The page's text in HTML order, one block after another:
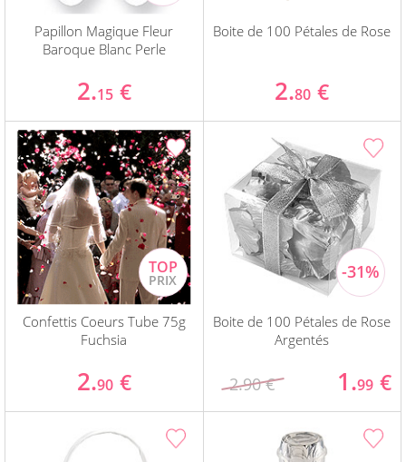
Papillon Magique Fleur
Baroque Blanc Perle
2.15 €
Boite de 100 Pétales de Rose
2.80 €
Confettis Coeurs Tube 75g
Fuchsia
2.90 €
Boite de 100 Pétales de Rose
Argentés
2.90 € 1.99 €